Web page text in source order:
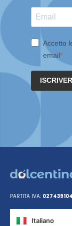
Accetto
email
PARTITA IVA:
Italiano
Español